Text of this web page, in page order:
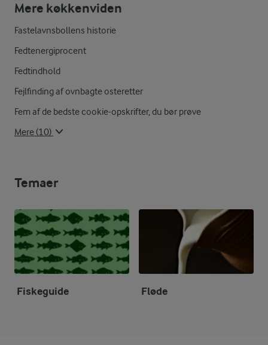
Mere køkkenviden
Fastelavnsbollens historie
Fedtenergiprocent
Fedtindhold
Fejlfinding af ovnbagte osteretter
Fem af de bedste cookie-opskrifter, du bør prøve
Mere (10)
Temaer
Fiskeguide Fløde